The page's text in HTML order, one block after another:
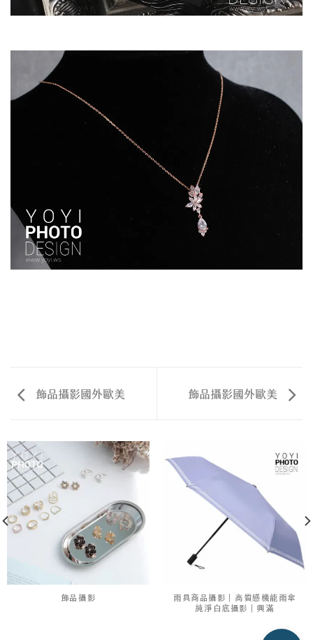
飾品攝影國外歐美 飾品攝影國外歐美
飾品攝影
雨具商品攝影｜高質感機能雨傘
純淨白底攝影｜興滿